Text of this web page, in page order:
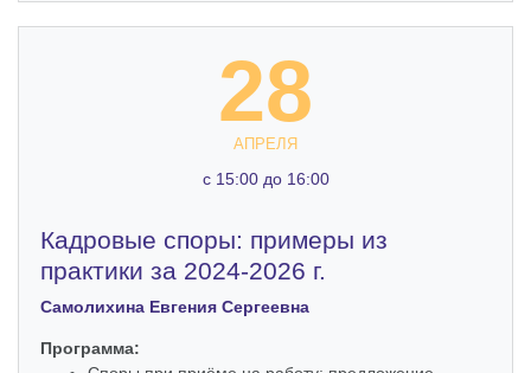
28
АПРЕЛЯ
c 15:00 до 16:00
Кадровые споры: примеры из
практики за 2024-2026 г.
Самолихина Евгения Сергеевна
Программа: